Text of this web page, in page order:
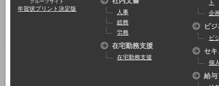
グループサイト
年賀状プリント決定版
人事
総務
労務
在宅勤務支援
在宅勤務支援
ト
企
ビ
ビ
セ
個
給与